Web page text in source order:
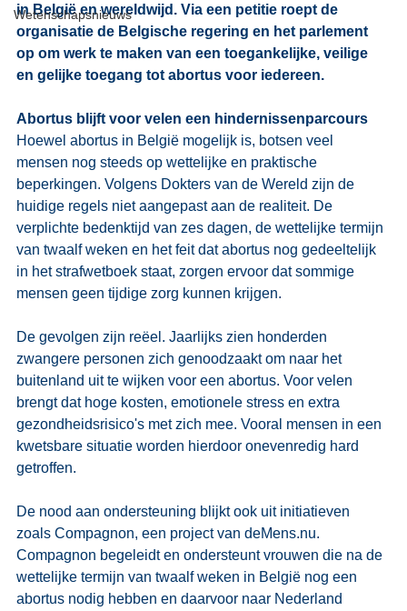
Wetenschapsnieuws
in België en wereldwijd. Via een petitie roept de
organisatie de Belgische regering en het parlement
op om werk te maken van een toegankelijke, veilige
en gelijke toegang tot abortus voor iedereen.
Abortus blijft voor velen een hindernissenparcours
Hoewel abortus in België mogelijk is, botsen veel
mensen nog steeds op wettelijke en praktische
beperkingen. Volgens Dokters van de Wereld zijn de
huidige regels niet aangepast aan de realiteit. De
verplichte bedenktijd van zes dagen, de wettelijke termijn
van twaalf weken en het feit dat abortus nog gedeeltelijk
in het strafwetboek staat, zorgen ervoor dat sommige
mensen geen tijdige zorg kunnen krijgen.
De gevolgen zijn reëel. Jaarlijks zien honderden
zwangere personen zich genoodzaakt om naar het
buitenland uit te wijken voor een abortus. Voor velen
brengt dat hoge kosten, emotionele stress en extra
gezondheidsrisico's met zich mee. Vooral mensen in een
kwetsbare situatie worden hierdoor onevenredig hard
getroffen.
De nood aan ondersteuning blijkt ook uit initiatieven
zoals Compagnon, een project van deMens.nu.
Compagnon begeleidt en ondersteunt vrouwen die na de
wettelijke termijn van twaalf weken in België nog een
abortus nodig hebben en daarvoor naar Nederland